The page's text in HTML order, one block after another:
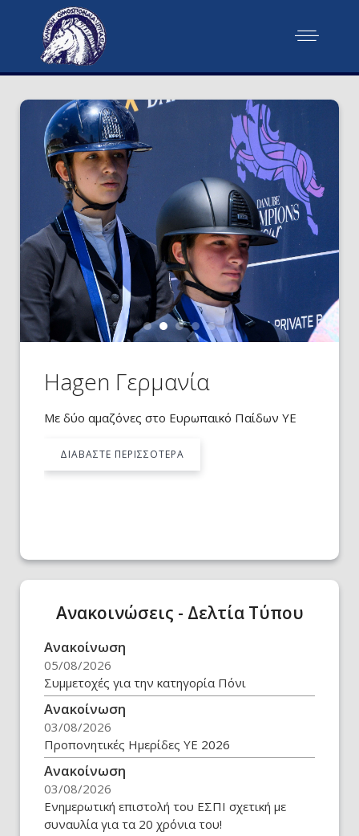
Ευρωπαικό ΙΑ
Hagen Γερμανία
Ανακοίνωση
Παρέμβαση της ΕΟΙ
Ιππική Αντοχή
Hagen Γερμανία
Με δύο αμαζόνες στο Ευρωπαικό Παίδων ΥΕ
ΔΙΑΒΑΣΤΕ ΠΕΡΙΣΣΟΤΕΡΑ
Ανακοίνωση
Ενημέρωση από την ΕΟΙ για την αναγκαιότητα
Ανακοινώσεις - Δελτία Τύπου
Ανακοίνωση
05/08/2026
Συμμετοχές για την κατηγορία Πόνι
Ανακοίνωση
03/08/2026
Προπονητικές Ημερίδες ΥΕ 2026
Ανακοίνωση
03/08/2026
Eνημερωτική επιστολή του ΕΣΠΙ σχετική με
συναυλία για τα 20 χρόνια του!